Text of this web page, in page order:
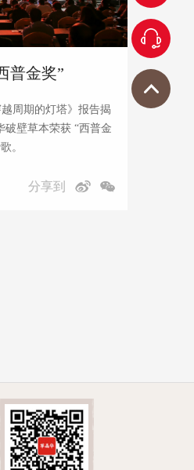
普金奖”
周期的灯塔》报告揭
破壁草本荣获 “西普金
。
分享到